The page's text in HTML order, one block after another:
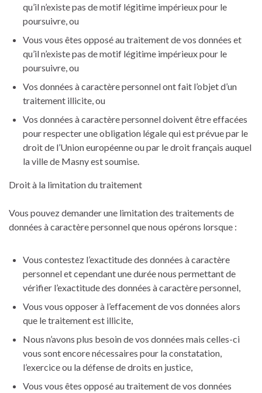
qu’il n’existe pas de motif légitime impérieux pour le
poursuivre, ou
Vous vous êtes opposé au traitement de vos données et
qu’il n’existe pas de motif légitime impérieux pour le
poursuivre, ou
Vos données à caractère personnel ont fait l’objet d’un
traitement illicite, ou
Vos données à caractère personnel doivent être effacées
pour respecter une obligation légale qui est prévue par le
droit de l’Union européenne ou par le droit français auquel
la ville de Masny est soumise.
Droit à la limitation du traitement
Vous pouvez demander une limitation des traitements de
données à caractère personnel que nous opérons lorsque :
Vous contestez l’exactitude des données à caractère
personnel et cependant une durée nous permettant de
vérifier l’exactitude des données à caractère personnel,
Vous vous opposer à l’effacement de vos données alors
que le traitement est illicite,
Nous n’avons plus besoin de vos données mais celles-ci
vous sont encore nécessaires pour la constatation,
l’exercice ou la défense de droits en justice,
Vous vous êtes opposé au traitement de vos données